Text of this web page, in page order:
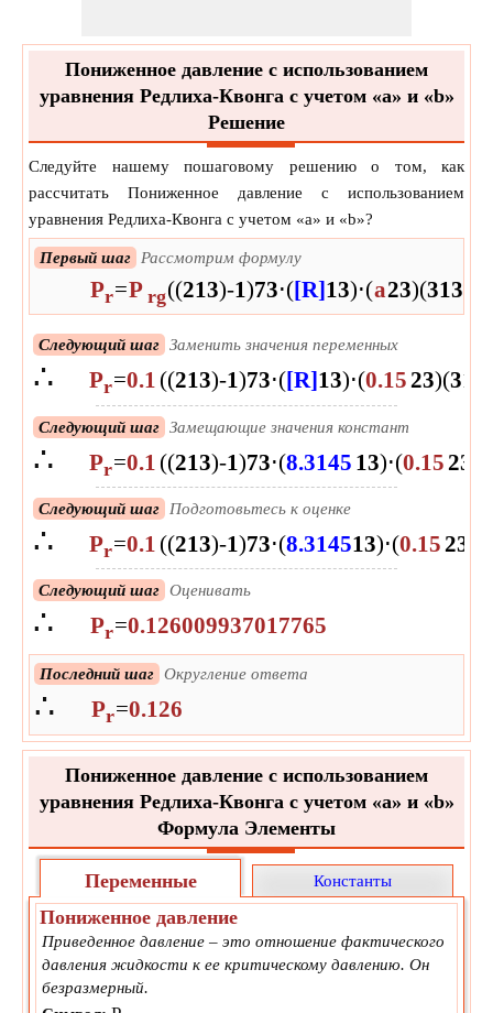
Пониженное давление с использованием
уравнения Редлиха-Квонга с учетом «a» и «b»
Решение
Следуйте нашему пошаговому решению о том, как
рассчитать Пониженное давление с использованием
уравнения Редлиха-Квонга с учетом «a» и «b»?
Первый шаг Рассмотрим формулу
Pr=P rg((213)-1)73⋅([R]13)⋅(a23)(313
Следующий шаг Заменить значения переменных
∴ Pr=0.1 ((213)-1)73⋅([R]13)⋅(0.1523)(31
Следующий шаг Замещающие значения констант
∴ Pr=0.1 ((213)-1)73⋅(8.3145 13)⋅(0.1523
Следующий шаг Подготовьтесь к оценке
∴ Pr=0.1 ((213)-1)73⋅(8.314513)⋅(0.1523
Следующий шаг Оценивать
∴ Pr=0.126009937017765
Последний шаг Округление ответа
∴ Pr=0.126
Пониженное давление с использованием
уравнения Редлиха-Квонга с учетом «a» и «b»
Формула Элементы
Переменные Константы
Пониженное давление
Приведенное давление – это отношение фактического
давления жидкости к ее критическому давлению. Он
безразмерный.